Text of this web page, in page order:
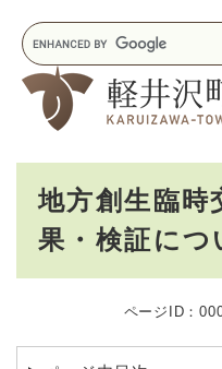
キ
ー
ワ
地方創生臨時
果・検証につ
ページID：